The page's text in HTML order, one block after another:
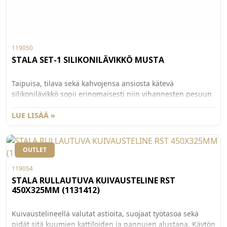
119050
STALA SET-1 SILIKONILÄVIKKÖ MUSTA
Taipuisa, tilava sekä kahvojensa ansiosta kätevä
silikonilävikkö sopii erinomaisesti niin vihannesten pesuun
puhtaana, sillä sen voi pestä astianpesukoneessa tai tiskata
LUE LISÄÄ »
OUTLET
119054
STALA RULLAUTUVA KUIVAUSTELINE RST
450X325MM (1131412)
Kuivaustelineellä valutat astioita, suojaat työtasoa sekä
pidät sitä kuumien kattiloiden ja pannujen alustana. Käytön